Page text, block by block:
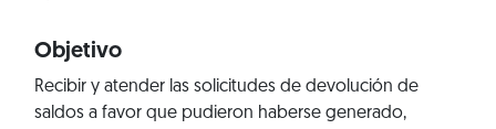
Objetivo
Recibir y atender las solicitudes de devolución de
saldos a favor que pudieron haberse generado,